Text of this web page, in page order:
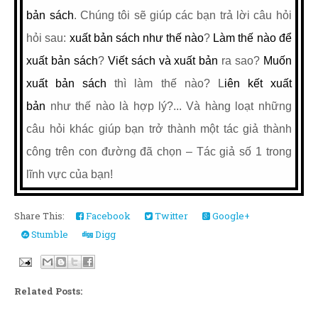
bản sách. Chúng tôi sẽ giúp các bạn trả lời câu hỏi
hỏi sau: xuất bản sách như thế nào? Làm thế nào để
xuất bản sách? Viết sách và xuất bản ra sao? Muốn
xuất bản sách
thì làm thế nào? Liên kết xuất
bản như thế nào là hợp lý?... Và hàng loạt những
câu hỏi khác giúp bạn trở thành một tác giả thành
công trên con đường đã chọn – Tác giả số 1 trong
lĩnh vực của bạn!
Share This: Facebook Twitter
Google+
Stumble
Digg
Related Posts: